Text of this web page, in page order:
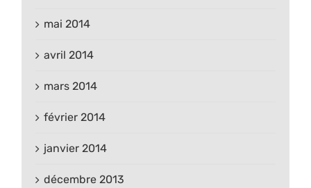
mai 2014
avril 2014
mars 2014
février 2014
janvier 2014
décembre 2013